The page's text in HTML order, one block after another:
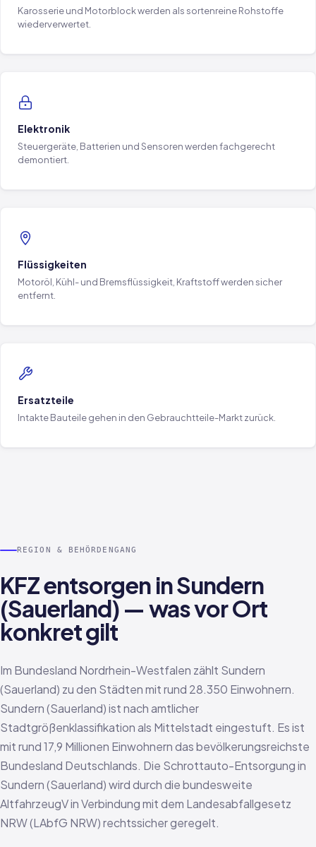
Karosserie und Motorblock werden als sortenreine Rohstoffe
wiederverwertet.
Elektronik
Steuergeräte, Batterien und Sensoren werden fachgerecht
demontiert.
Flüssigkeiten
Motoröl, Kühl- und Bremsflüssigkeit, Kraftstoff werden sicher
entfernt.
Ersatzteile
Intakte Bauteile gehen in den Gebrauchtteile-Markt zurück.
REGION & BEHÖRDENGANG
KFZ entsorgen in Sundern
(Sauerland) — was vor Ort
konkret gilt
Im Bundesland Nordrhein-Westfalen zählt Sundern
(Sauerland) zu den Städten mit rund 28.350 Einwohnern.
Sundern (Sauerland) ist nach amtlicher
Stadtgrößenklassifikation als Mittelstadt eingestuft. Es ist
mit rund 17,9 Millionen Einwohnern das bevölkerungsreichste
Bundesland Deutschlands. Die Schrottauto-Entsorgung in
Sundern (Sauerland) wird durch die bundesweite
AltfahrzeugV in Verbindung mit dem Landesabfallgesetz
NRW (LAbfG NRW) rechtssicher geregelt.